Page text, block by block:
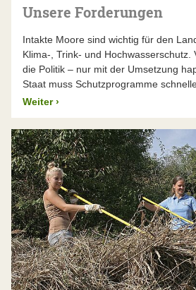
Unsere Forderungen
Intakte Moore sind wichtig für den
Klima-, Trink- und Hochwasserschutz.
die Politik – nur mit der Umsetzung
Staat muss Schutzprogramme
Weiter ›